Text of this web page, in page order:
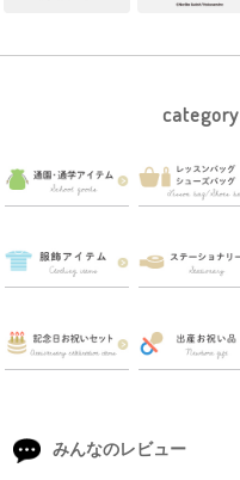
category
みんなのレビュー